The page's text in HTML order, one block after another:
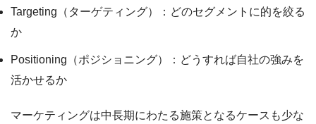
Targeting（ターゲティング）：どのセグメントに的を絞る
か
Positioning（ポジショニング）：どうすれば自社の強みを
活かせるか
マーケティングは中長期にわたる施策となるケースも少な